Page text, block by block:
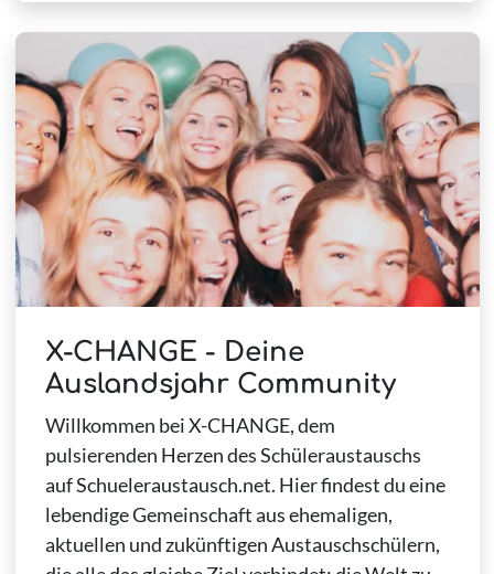
X-CHANGE - Deine
Auslandsjahr Community
Willkommen bei X-CHANGE, dem
pulsierenden Herzen des Schüleraustauschs
auf Schueleraustausch.net. Hier findest du eine
lebendige Gemeinschaft aus ehemaligen,
aktuellen und zukünftigen Austauschschülern,